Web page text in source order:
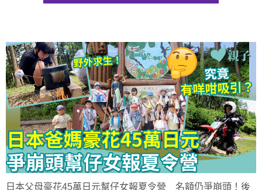
日本父母豪花45萬日元幫仔女報夏令營 名額仍爭崩頭！後